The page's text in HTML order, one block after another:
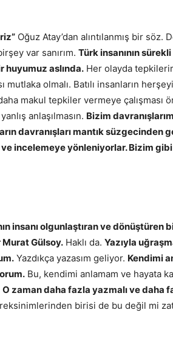
Oğuz Atay’dan alıntılanmış bir söz.
var sanırım. Türk insanının
huyumuz aslında. Her olayda
mutlaka olmalı. Batılı insanların
makul tepkiler vermeye çalışması
anlaşılmasın. Bizim
davranışları mantık süzgecinden
incelemeye yönleniyorlar. Bizim
insanı olgunlaştıran ve dönüştüren
Murat Gülsoy. Haklı da. Yazıyla
Yazdıkça yazasım geliyor. Kendimi
Bu, kendimi anlamam ve hayata
O zaman daha fazla yazmalı ve daha
birisi de bu değil mi